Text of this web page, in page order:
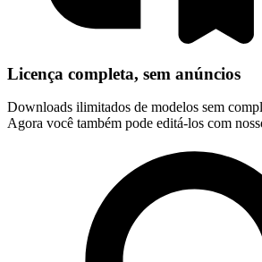
Licença completa, sem anúncios
Downloads ilimitados de modelos sem
Agora você também pode editá-los com